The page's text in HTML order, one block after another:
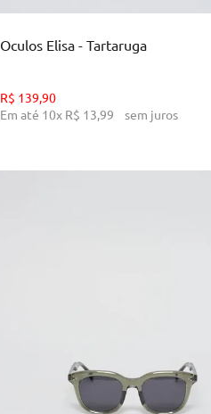
Oculos Elisa - Tartaruga
R$ 139,90
Em até 10x R$ 13,99 sem juros